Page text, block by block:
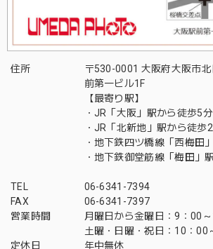
住所
〒530-0001 大阪府大阪市
前第一ビル1F
【最寄り駅】
・JR「大阪」駅から徒歩5分
・JR「北新地」駅から徒歩
・地下鉄四ツ橋線「西梅田
・地下鉄御堂筋線「梅田」
TEL
06-6341-7394
FAX
06-6341-7397
営業時間
月曜日から金曜日：9：00
土曜・日曜・祝日：10：00
定休日
年中無休